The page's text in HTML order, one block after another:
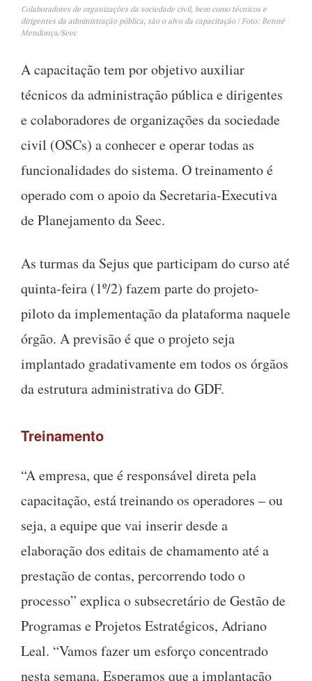
Colaboradores de organizações da sociedade civil, bem como técnicos e
dirigentes da administração pública, são o alvo da capacitação | Foto: Benné
Mendonça/Seec
A capacitação tem por objetivo auxiliar
técnicos da administração pública e dirigentes
e colaboradores de organizações da sociedade
civil (OSCs) a conhecer e operar todas as
funcionalidades do sistema. O treinamento é
operado com o apoio da Secretaria-Executiva
de Planejamento da Seec.
As turmas da Sejus que participam do curso até
quinta-feira (1º/2) fazem parte do projeto-
piloto da implementação da plataforma naquele
órgão. A previsão é que o projeto seja
implantado gradativamente em todos os órgãos
da estrutura administrativa do GDF.
Treinamento
“A empresa, que é responsável direta pela
capacitação, está treinando os operadores – ou
seja, a equipe que vai inserir desde a
elaboração dos editais de chamamento até a
prestação de contas, percorrendo todo o
processo” explica o subsecretário de Gestão de
Programas e Projetos Estratégicos, Adriano
Leal. “Vamos fazer um esforço concentrado
nesta semana. Esperamos que a implantação